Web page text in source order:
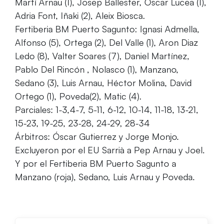
Adria Font, Iñaki (2), Aleix Biosca.
Fertiberia BM Puerto Sagunto: Ignasi Admella,
Alfonso (5), Ortega (2), Del Valle (1), Aron Diaz
Ledo (8), Valter Soares (7), Daniel Martínez,
Pablo Del Rincón , Nolasco (1), Manzano,
Sedano (3), Luis Arnau, Héctor Molina, David
Ortego (1), Poveda(2), Matic (4).
Parciales: 1-3,4-7, 5-11, 6-12, 10-14, 11-18, 13-21,
15-23, 19-25, 23-28, 24-29, 28-34
Árbitros: Óscar Gutierrez y Jorge Monjo.
Excluyeron por el EU Sarrià a Pep Arnau y Joel.
Y por el Fertiberia BM Puerto Sagunto a
Manzano (roja), Sedano, Luis Arnau y Poveda.